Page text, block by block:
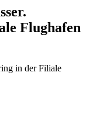
Flughafen
in der Filiale